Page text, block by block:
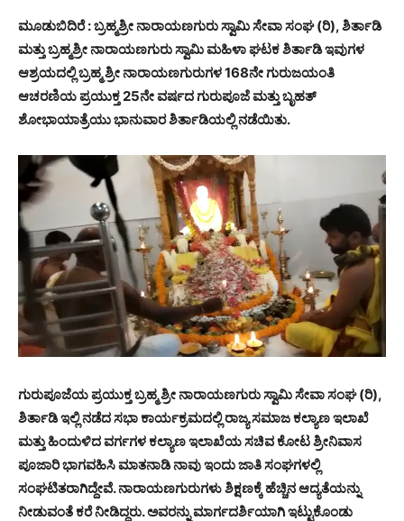
ಮೂಡುಬಿದಿರೆ : ಬ್ರಹ್ಮಶ್ರೀ ನಾರಾಯಣಗುರು ಸ್ವಾಮಿ ಸೇವಾ ಸಂಘ (ರಿ), ಶಿರ್ತಾಡಿ
ಮತ್ತು ಬ್ರಹ್ಮಶ್ರೀ ನಾರಾಯಣಗುರು ಸ್ವಾಮಿ ಮಹಿಳಾ ಘಟಕ ಶಿರ್ತಾಡಿ ಇವುಗಳ
ಆಶ್ರಯದಲ್ಲಿ ಬ್ರಹ್ಮ ಶ್ರೀ ನಾರಾಯಣಗುರುಗಳ 168ನೇ ಗುರುಜಯಂತಿ
ಆಚರಣಿಯ ಪ್ರಯುಕ್ತ 25ನೇ ವರ್ಷದ ಗುರುಪೂಜೆ ಮತ್ತು ಬೃಹತ್
ಶೋಭಾಯಾತ್ರೆಯು ಭಾನುವಾರ ಶಿರ್ತಾಡಿಯಲ್ಲಿ ನಡೆಯಿತು.
ಗುರುಪೂಜೆಯ ಪ್ರಯುಕ್ತ ಬ್ರಹ್ಮ ಶ್ರೀ ನಾರಾಯಣಗುರು ಸ್ವಾಮಿ ಸೇವಾ ಸಂಘ (ರಿ),
ಶಿರ್ತಾಡಿ ಇಲ್ಲಿ ನಡೆದ ಸಭಾ ಕಾರ್ಯಕ್ರಮದಲ್ಲಿ ರಾಜ್ಯ ಸಮಾಜ ಕಲ್ಯಾಣ ಇಲಾಖೆ
ಮತ್ತು ಹಿಂದುಳಿದ ವರ್ಗಗಳ ಕಲ್ಯಾಣ ಇಲಾಖೆಯ ಸಚಿವ ಕೋಟ ಶ್ರೀನಿವಾಸ
ಪೂಜಾರಿ ಭಾಗವಹಿಸಿ ಮಾತನಾಡಿ ನಾವು ಇಂದು ಜಾತಿ ಸಂಘಗಳಲ್ಲಿ
ಸಂಘಟಿತರಾಗಿದ್ದೇವೆ. ನಾರಾಯಣಗುರುಗಳು ಶಿಕ್ಷಣಕ್ಕೆ ಹೆಚ್ಚಿನ ಆದ್ಯತೆಯನ್ನು
ನೀಡುವಂತೆ ಕರೆ ನೀಡಿದ್ದರು. ಅವರನ್ನು ಮಾರ್ಗದರ್ಶಿಯಾಗಿ ಇಟ್ಟುಕೊಂಡು